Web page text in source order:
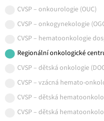
CVSP – onkourologie (OUC)
CVSP – onkogynekologie
CVSP – hematoonkologie
Regionální onkologické
CVSP – dětská onkologie
CVSP – vzácná hemato-
CVSP – dětská
CVSP – dětská